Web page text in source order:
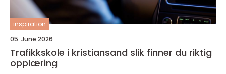
inspiration
05. June 2026
Trafikkskole i kristiansand slik finner du riktig
opplæring